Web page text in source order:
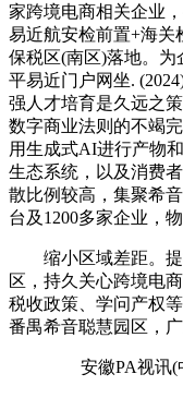
家跨境电商相关企业
易近航安检前置+海关
保税区(南区)落地。为
平易近门户网坐.
强人才培育是久远之
数字商业法则的不竭
用生成式AI进行产物
生态系统，以及消费
散比例较高，集聚希
台及1200多家企业，
缩小区域差距。提
区，持久关心跨境电
税收政策、学问产权
番禺希音聪慧园区，
安徽PA视讯(